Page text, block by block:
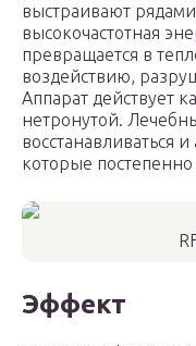
выстраивают
высокочастотная
превращается в
воздействию,
Аппарат действует
нетронутой.
восстанавливаться
которые
Эффект